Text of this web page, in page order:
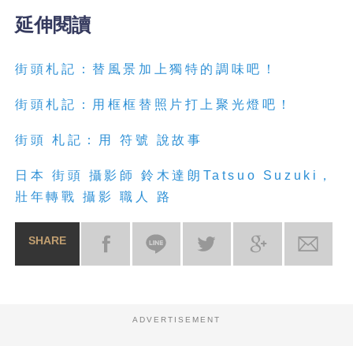
延伸閱讀
街頭札記：替風景加上獨特的調味吧！
街頭札記：用框框替照片打上聚光燈吧！
街頭 札記：用 符號 說故事
日本 街頭 攝影師 鈴木達朗Tatsuo Suzuki，
壯年轉戰 攝影 職人 路
SHARE
ADVERTISEMENT